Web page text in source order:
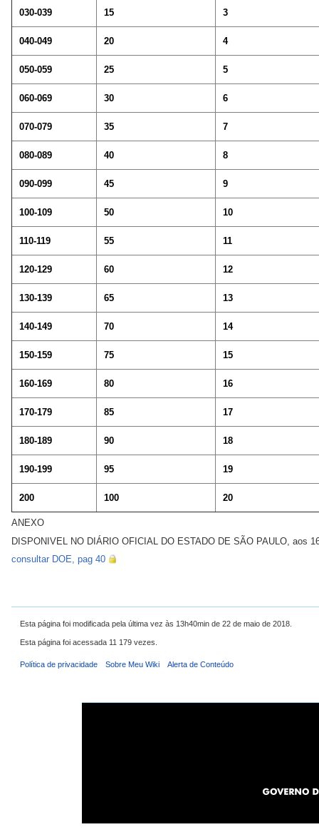
030-039 15 3
040-049 20 4
050-059 25 5
060-069 30 6
070-079 35 7
080-089 40 8
090-099 45 9
100-109 50 10
110-119 55 11
120-129 60 12
130-139 65 13
140-149 70 14
150-159 75 15
160-169 80 16
170-179 85 17
180-189 90 18
190-199 95 19
200 100 20
ANEXO
DISPONIVEL NO DIÁRIO OFICIAL DO ESTADO DE SÃO PAULO, aos
consultar DOE, pag 40
Esta página foi modificada pela última vez às 13h40min de 22 de maio de 2018.
Esta página foi acessada 11 179 vezes.
Política de privacidade Sobre Meu Wiki Alerta de Conteúdo